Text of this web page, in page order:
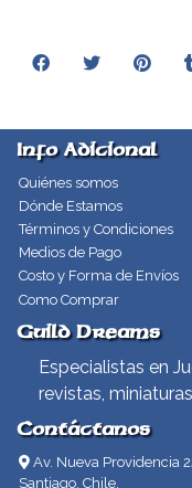
Info Adicional
Quiénes somos
Dónde Estamos
Términos y Condiciones
Medios de Pago
Costo y Forma de Envíos
Como Comprar
Guild Dreams
Especialistas en
revistas,
Contáctanos
Av. Nueva Providencia
Santiago, Chile.